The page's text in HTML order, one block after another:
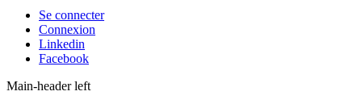
Se connecter
Connexion
Linkedin
Facebook
Main-header left